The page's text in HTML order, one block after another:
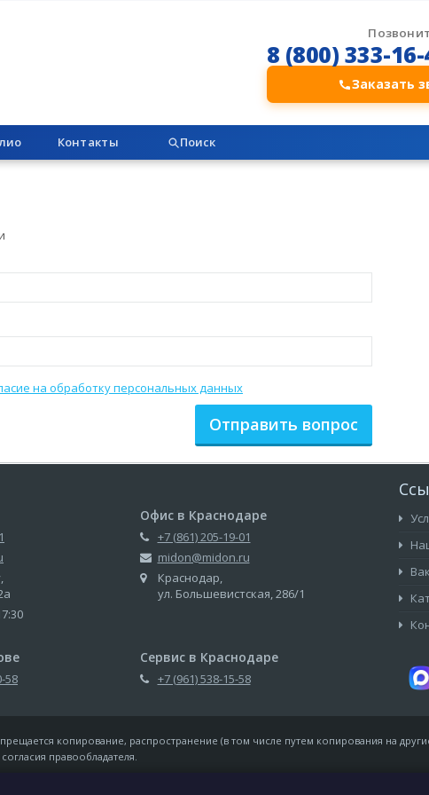
8 (800) 333-
Заказать
Контакты Поиск
на обработку персональных данных
Отправить вопрос
Офис в Краснодаре
+7 (861) 205-19-01
midon@midon.ru
Краснодар,
ул. Большевистская, 286/1
58
Сервис в Краснодаре
+7 (961) 538-15-58
копирование, распространение (в том числе путем копирования на
правообладателя.